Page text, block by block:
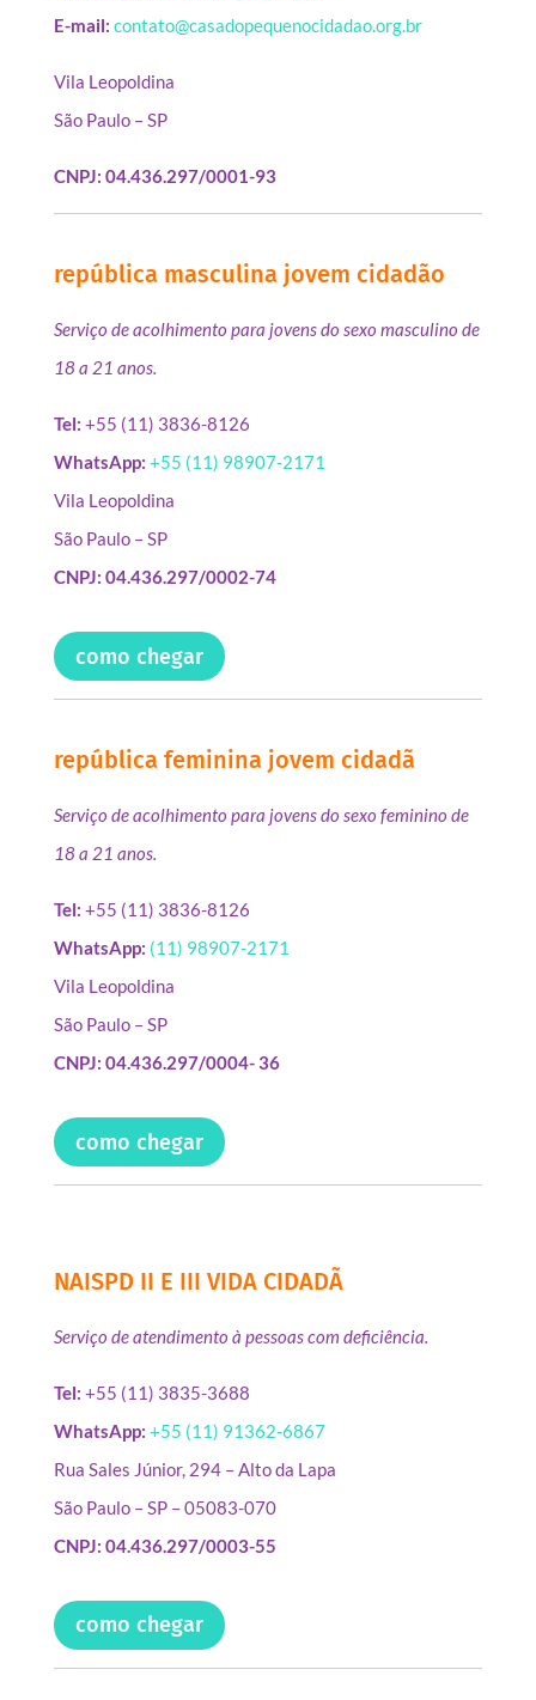
E-mail: contato@casadopequenocidadao.org.br
Vila Leopoldina
São Paulo – SP
CNPJ: 04.436.297/0001-93
república masculina jovem cidadão
Serviço de acolhimento para jovens do sexo masculino de
18 a 21 anos.
Tel: +55 (11) 3836-8126
WhatsApp: +55 (11) 98907-2171
Vila Leopoldina
São Paulo – SP
CNPJ: 04.436.297/0002-74
como chegar
república feminina jovem cidadã
Serviço de acolhimento para jovens do sexo feminino de
18 a 21 anos.
Tel: +55 (11) 3836-8126
WhatsApp: (11) 98907-2171
Vila Leopoldina
São Paulo – SP
CNPJ: 04.436.297/0004- 36
como chegar
NAISPD II E III VIDA CIDADÃ
Serviço de atendimento à pessoas com deficiência.
Tel: +55 (11) 3835-3688
WhatsApp: +55 (11) 91362-6867
Rua Sales Júnior, 294 – Alto da Lapa
São Paulo – SP – 05083-070
CNPJ: 04.436.297/0003-55
como chegar